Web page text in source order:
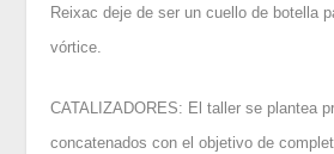
Reixac deje de ser un cuello de botella
vórtice.
CATALIZADORES: El taller se plantea
concatenados con el objetivo de